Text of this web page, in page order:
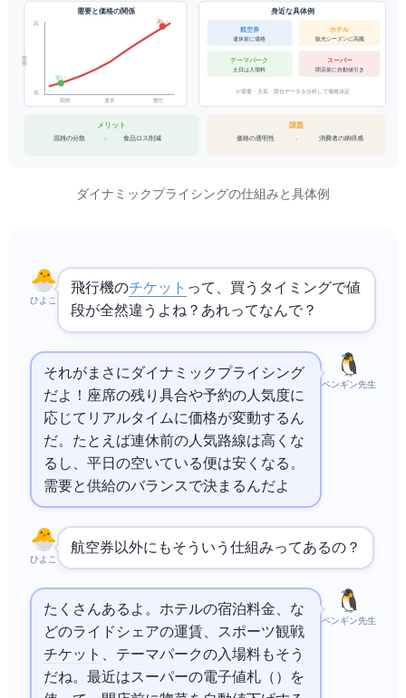
需要と価格の関係
高
低
価格
閑散 通常 繁忙
安い
高い
身近な具体例
航空券
連休前に価格UP
ホテル
観光シーズンに高騰
テーマパーク
土日は入場料UP
スーパー
閉店前に自動値引き
AIが需要・天気・競合データを分析して価格決定
メリット
混雑の分散 食品ロス削減
課題
価格の透明性 消費者の納得感
ダイナミックプライシングの仕組みと具体例
ひよこ
飛行機のチケット って、買うタイミングで値
段が全然違うよね？あれってなんで？
ペンギン先生
それがまさにダイナミックプライシング
だよ！座席の残り具合や予約の人気度に
応じてリアルタイムに価格が変動するん
だ。たとえば連休前の人気路線は高くな
るし、平日の空いている便は安くなる。
需要と供給のバランスで決まるんだよ
ひよこ
航空券以外にもそういう仕組みってあるの？
ペンギン先生
たくさんあるよ。ホテルの宿泊料金、Uberな
どのライドシェアの運賃、スポーツ観戦
チケット 、テーマパークの入場料もそう
だね。最近はスーパーの電子値札（ESL）を